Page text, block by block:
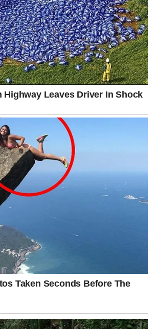
mogla bi promijeniti vaše planove za
DONOSI POČETAK NEČEG
znakovima kojima ovaj dan ostavlja
što se događa tokom utorka moglo bi
koji vodi prema uspjehu, važnoj
vidite cijelu sliku, uskoro ćete shvatiti
značajan.